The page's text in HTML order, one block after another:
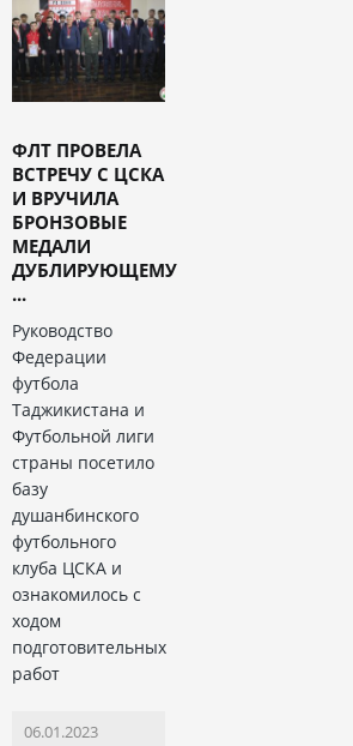
ФЛТ ПРОВЕЛА
ВСТРЕЧУ С ЦСКА
И ВРУЧИЛА
БРОНЗОВЫЕ
МЕДАЛИ
ДУБЛИРУЮЩЕМУ
...
Руководство
Федерации
футбола
Таджикистана и
Футбольной лиги
страны посетило
базу
душанбинского
футбольного
клуба ЦСКА и
ознакомилось с
ходом
подготовительных
работ
06.01.2023